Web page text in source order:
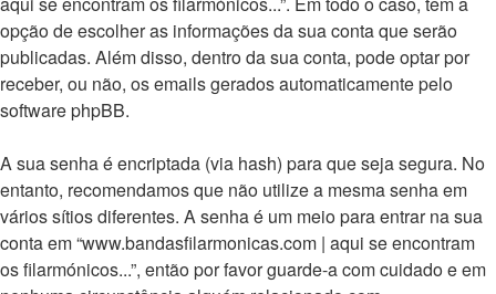
opção de escolher as informações da sua conta que serão
publicadas. Além disso, dentro da sua conta, pode optar por
receber, ou não, os emails gerados automaticamente pelo
software phpBB.
A sua senha é encriptada (via hash) para que seja segura. No
entanto, recomendamos que não utilize a mesma senha em
vários sítios diferentes. A senha é um meio para entrar na sua
conta em “www.bandasfilarmonicas.com | aqui se encontram
os filarmónicos...”, então por favor guarde-a com cuidado e em